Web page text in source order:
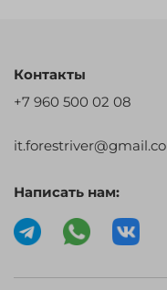
Контакты
+7 960 500 02 08
Написать нам: